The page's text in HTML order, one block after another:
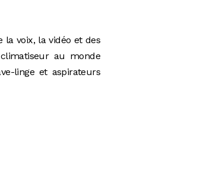
la voix, la vidéo et des
au monde
linge et aspirateurs